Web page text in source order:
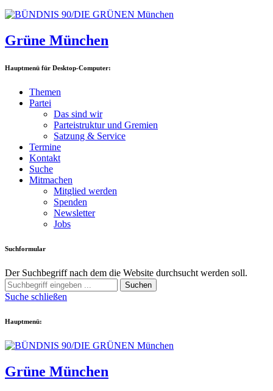
Grüne München
Hauptmenü für Desktop-Computer:
Themen
Partei
Das sind wir
Parteistruktur und Gremien
Satzung & Service
Termine
Kontakt
Suche
Mitmachen
Mitglied werden
Spenden
Newsletter
Jobs
Suchformular
Der Suchbegriff nach dem die Website durchsucht werden soll.
Suchen
Suche schließen
Hauptmenü:
Grüne München